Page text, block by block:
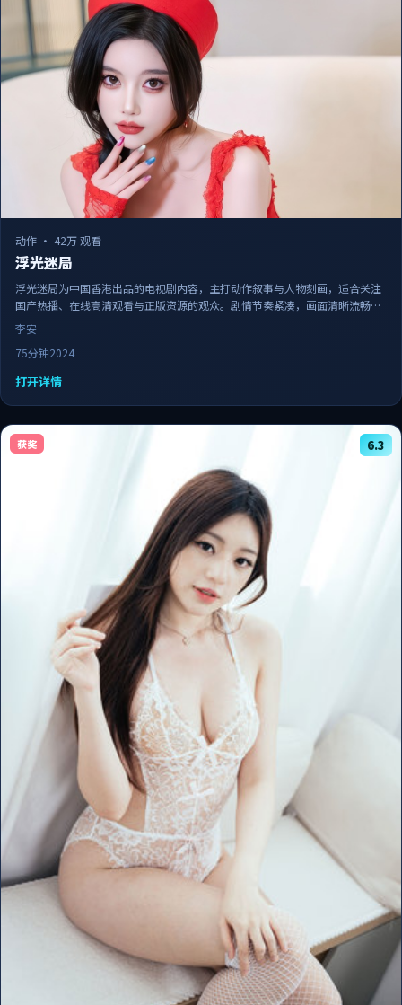
动作 · 42万 观看
浮光迷局
浮光迷局为中国香港出品的电视剧内容，主打动作叙事与人物刻画，适合关注
国产热播、在线高清观看与正版资源的观众。剧情节奏紧凑，画面清晰流畅，
可作为日常追剧与家庭观影的备选佳作。
李安
75分钟2024
打开详情
获奖 6.3